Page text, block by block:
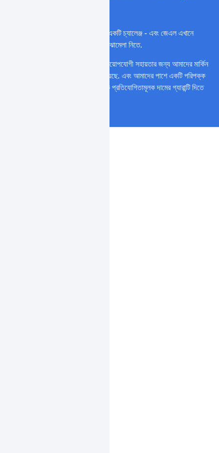
একটি ব্যবসা পরিচালনা করা নিজের মধ্যে একটি চ্যালেঞ্জ - এবং জেএল এখানে
ট্যাবলেট গণনা মেশিন আমদানির চাপ এবং ঝামেলা নিতে.
শিল্পের শীর্ষ প্রযুক্তিবিদদের দ্রুত এবং সময়োপযোগী সহায়তার জন্য আমাদের মার্কিন
যুক্তরাষ্ট্র এবং হংকংয়ে পরিষেবা কেন্দ্র রয়েছে. এবং আমাদের পাশে একটি পরিপক্ক
সরবরাহ চেইন সহ, আমরা উপলব্ধ সর্বাধিক প্রতিযোগিতামূলক দামের গ্যারান্টি দিতে